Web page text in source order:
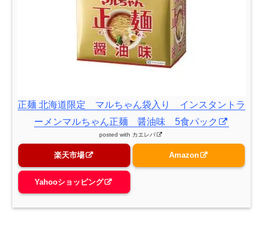
正麺 北海道限定 マルちゃん袋入り インスタントラ
ーメンマルちゃん正麺 醤油味 5食パック
posted with カエレバ
楽天市場 Amazon
Yahooショッピング